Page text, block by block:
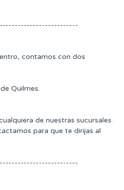
contamos con dos
Quilmes.
de nuestras sucursales.
para que te dirijas al